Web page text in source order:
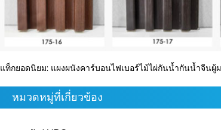
แท็กยอดนิยม: แผงผนังคาร์บอนไฟเบอร์ไม้ไผ่กันน้ำกันน้ำจีนผู้
หมวดหมู่ที่เกี่ยวข้อง